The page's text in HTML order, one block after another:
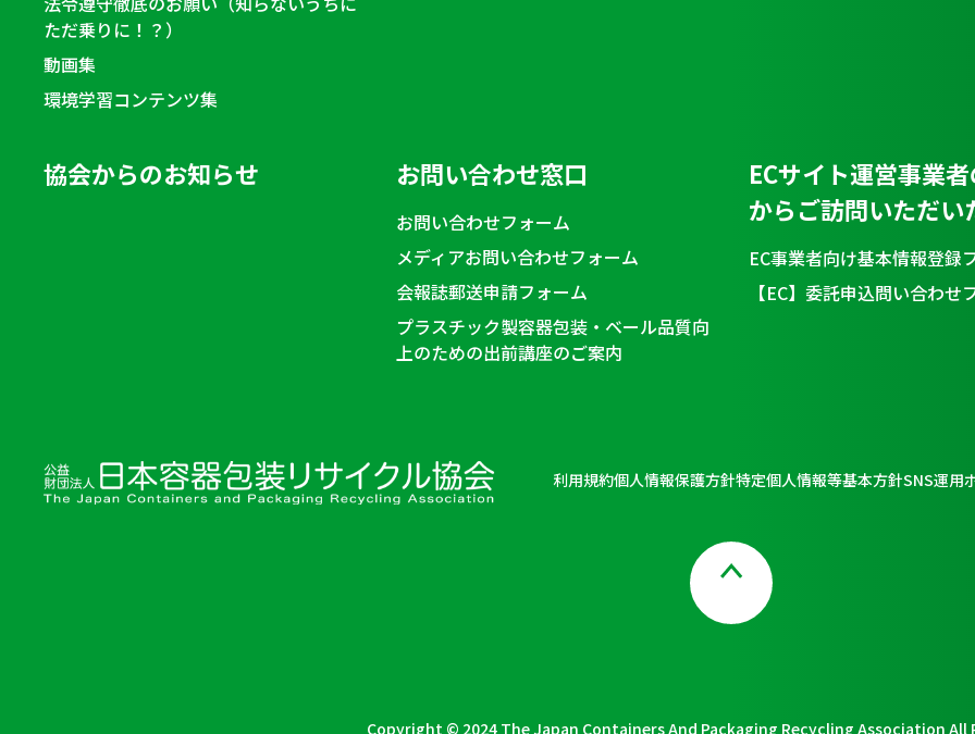
ただ乗りに！？）
動画集
環境学習コンテンツ集
協会からのお知らせ お問い合わせ窓口
お問い合わせフォーム
メディアお問い合わせフォーム
会報誌郵送申請フォーム
プラスチック製容器包装・ベール品質向
上のための出前講座のご案内
ECサイト運営事業
からご訪問いただい
EC事業者向け基本情報登録
【EC】委託申込問い合わせ
利用規約個人情報保護方針特定個人情報等基本方針SNS運用
Copyright © 2024 The Japan Containers And Packaging Recycling Association All